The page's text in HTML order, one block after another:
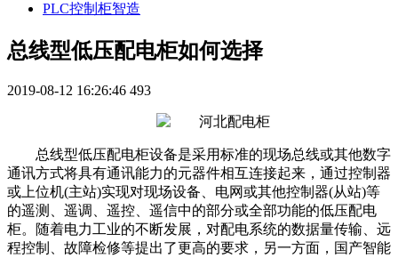
PLC控制柜智造
总线型低压配电柜如何选择
2019-08-12 16:26:46 493
总线型低压配电柜设备是采用标准的现场总线或其他数字
通讯方式将具有通讯能力的元器件相互连接起来，通过控制器
或上位机(主站)实现对现场设备、电网或其他控制器(从站)等
的遥测、遥调、遥控、遥信中的部分或全部功能的低压配电
柜。随着电力工业的不断发展，对配电系统的数据量传输、远
程控制、故障检修等提出了更高的要求，另一方面，国产智能